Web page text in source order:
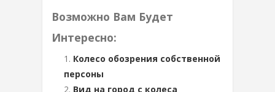
Возможно Вам Будет
Интересно:
Колесо обозрения собственной
персоны
Вид на город с колеса